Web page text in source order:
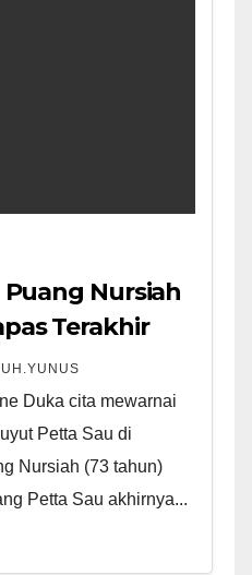
Nursiah
Terakhir
Duka cita mewarnai
Petta Sau di
Nursiah (73 tahun)
Petta Sau akhirnya...